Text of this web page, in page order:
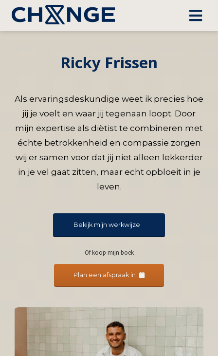
Ricky Frissen
Als ervaringsdeskundige weet ik precies hoe
jij je voelt en waar jij tegenaan loopt. Door
mijn expertise als diëtist te combineren met
échte betrokkenheid en compassie zorgen
wij er samen voor dat jij niet alleen lekkerder
in je vel gaat zitten, maar echt opbloeit in je
leven.
Bekijk mijn werkwijze
Of koop mijn boek
Plan een afspraak in